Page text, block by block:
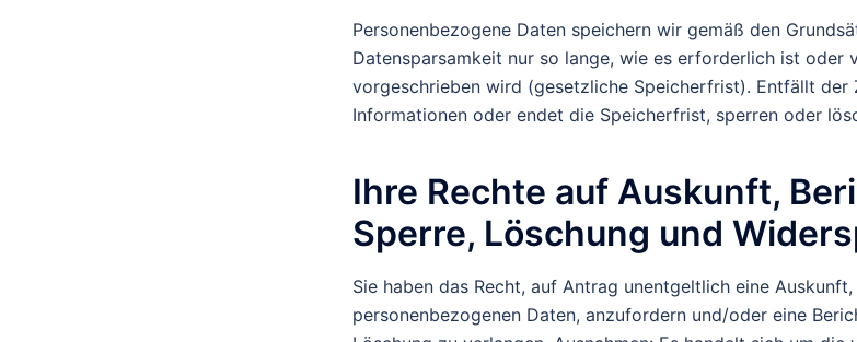
Personenbezogene Daten speichern wir gemäß den
Datensparsamkeit nur so lange, wie es erforderlich ist oder
vorgeschrieben wird (gesetzliche Speicherfrist). Entfällt der
Informationen oder endet die Speicherfrist, sperren oder
Ihre Rechte auf Auskunft,
Sperre, Löschung und
Sie haben das Recht, auf Antrag unentgeltlich eine
personenbezogenen Daten, anzufordern und/oder eine